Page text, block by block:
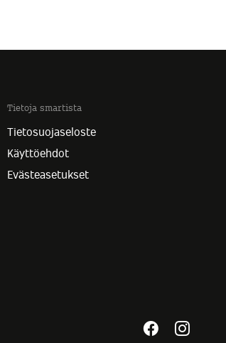
Tietoja smartista
Tietosuojaseloste
Käyttöehdot
Evästeasetukset